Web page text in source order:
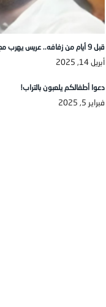
قبل 9 أيام من زفافه.. عريس يهرب مع حماته
أبريل 14, 2025
دعوا أطفالكم يلعبون بالتراب!
فبراير 5, 2025